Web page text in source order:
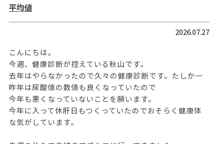
平均値
2026.07.27
こんにちは。
今週、健康診断が控えている秋山です。
去年はやらなかったので久々の健康診断です。たしか一
昨年は尿酸値の数値も良くなっていたので
今年も悪くなっていないことを願います。
今年に入って休肝日もつくっていたのでおそらく健康体
な気がしています。